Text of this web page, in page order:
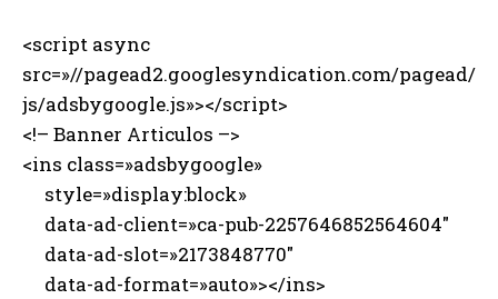
<script async
src=»//pagead2.googlesyndication.com/pagead/
js/adsbygoogle.js»></script>
<!– Banner Articulos –>
<ins class=»adsbygoogle»
style=»display:block»
data-ad-client=»ca-pub-2257646852564604″
data-ad-slot=»2173848770″
data-ad-format=»auto»></ins>